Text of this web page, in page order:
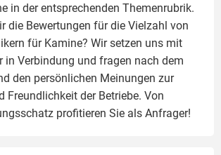
in der entsprechenden Themenrubrik.
die Bewertungen für die Vielzahl von
für Kamine? Wir setzen uns mit
in Verbindung und fragen nach dem
den persönlichen Meinungen zur
Freundlichkeit der Betriebe. Von
profitieren Sie als Anfrager!